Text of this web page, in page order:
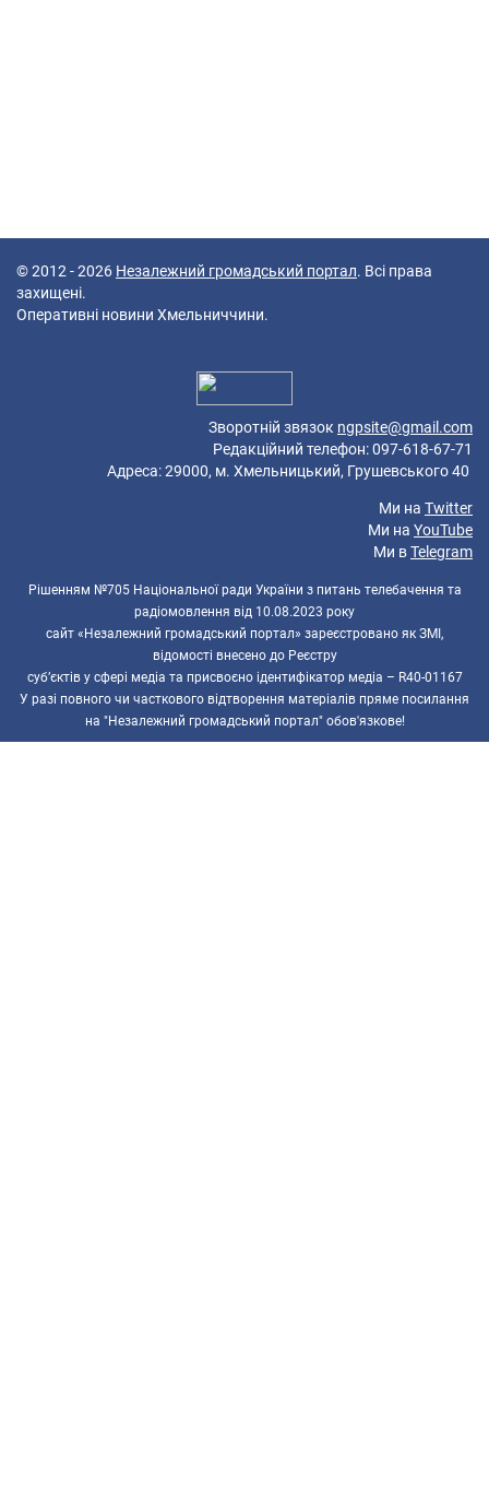
© 2012 - 2026 Незалежний громадський портал. Всі права
захищені.
Оперативні новини Хмельниччини.
Зворотній звязок ngpsite@gmail.com
Редакційний телефон: 097-618-67-71
Адреса: 29000, м. Хмельницький, Грушевського 40
Ми на Twitter
Ми на YouTube
Ми вTelegram
Рішенням №705 Національної ради України з питань телебачення та
радіомовлення від 10.08.2023 року
сайт «Незалежний громадський портал» зареєстровано як ЗМІ,
відомості внесено до Реєстру
суб’єктів у сфері медіа та присвоєно ідентифікатор медіа – R40-01167
У разі повного чи часткового відтворення матеріалів пряме посилання
на "Незалежний громадський портал" обов'язкове!